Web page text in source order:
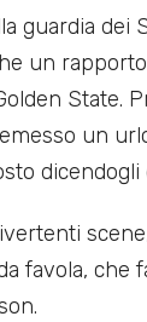
guardia dei
un
State.
un
favola,